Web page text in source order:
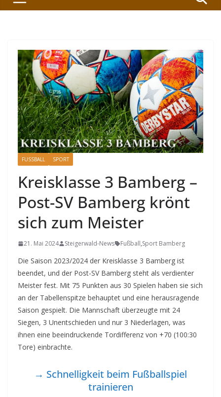
FUSSBALL SPORT
Kreisklasse 3 Bamberg –
Post-SV Bamberg krönt
sich zum Meister
21. Mai 2024 Steigerwald-News Fußball,Sport Bamberg
Die Saison 2023/2024 der Kreisklasse 3 Bamberg ist
beendet, und der Post-SV Bamberg steht als verdienter
Meister fest. Mit 75 Punkten aus 30 Spielen haben sie sich
an der Tabellenspitze behauptet und eine herausragende
Saison gespielt. Die Mannschaft überzeugte mit 24
Siegen, 3 Unentschieden und nur 3 Niederlagen, was
ihnen eine beeindruckende Tordifferenz von +70 (100:30
Tore) einbrachte.
→ Schnelligkeit beim Fußballspiel
trainieren